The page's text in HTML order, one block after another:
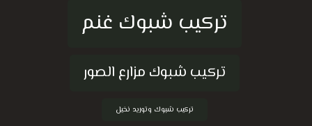
تركيب شبوك غنم
تركيب شبوك مزارع الصور
تركيب شبوك وتوريد نخيل